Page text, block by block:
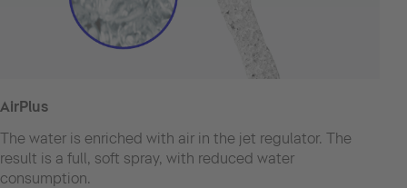
AirPlus
The water is enriched with air in the jet regulator. The
result is a full, soft spray, with reduced water
consumption.